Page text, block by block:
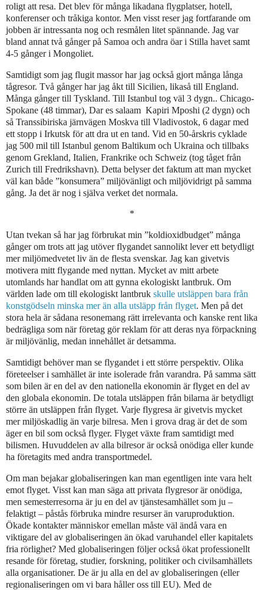
roligt att resa. Det blev för många likadana flygplatser, hotell,
konferenser och tråkiga kontor. Men visst reser jag fortfarande om
jobben är intressanta nog och resmålen litet spännande. Jag var
bland annat två gånger på Samoa och andra öar i Stilla havet samt
4-5 gånger i Mongoliet.
Samtidigt som jag flugit massor har jag också gjort många långa
tågresor. Två gånger har jag åkt till Sicilien, likaså till England.
Många gånger till Tyskland. Till Istanbul tog väl 3 dygn.. Chicago-
Spokane (48 timmar), Dar es salaam Kapiri Mposhi (2 dygn) och
så Transsibiriska järnvägen Moskva till Vladivostok, 6 dagar med
ett stopp i Irkutsk för att dra ut en tand. Vid en 50-årskris cyklade
jag 500 mil till Istanbul genom Baltikum och Ukraina och tillbaks
genom Grekland, Italien, Frankrike och Schweiz (tog tåget från
Zurich till Fredrikshavn). Detta belyser det faktum att man mycket
väl kan både ”konsumera” miljövänligt och miljövidrigt på samma
gång. Ja det är nog i själva verket det normala.
*
Utan tvekan så har jag förbrukat min ”koldioxidbudget” många
gånger om trots att jag utöver flygandet sannolikt lever ett betydligt
mer miljömedvetet liv än de flesta svenskar. Jag kan givetvis
motivera mitt flygande med nyttan. Mycket av mitt arbete
utomlands har handlat om att gynna ekologiskt lantbruk. Om
världen lade om till ekologiskt lantbruk skulle utsläppen bara från
konstgödseln minska mer än alla utsläpp från flyget. Men på det
stora hela är sådana resonemang rätt irrelevanta och kanske rent lika
bedrägliga som när företag gör reklam för att deras nya förpackning
är miljövänlig, medan innehållet är detsamma.
Samtidigt behöver man se flygandet i ett större perspektiv. Olika
företeelser i samhället är inte isolerade från varandra. På samma sätt
som bilen är en del av den nationella ekonomin är flyget en del av
den globala ekonomin. De totala utsläppen från bilarna är betydligt
större än utsläppen från flyget. Varje flygresa är givetvis mycket
mer miljöskadlig än varje bilresa. Men i grova drag är det de som
äger en bil som också flyger. Flyget växte fram samtidigt med
bilismen. Huvuddelen av alla bilresor är också onödiga eller kunde
ha företagits med andra transportmedel.
Om man bejakar globaliseringen kan man egentligen inte vara helt
emot flyget. Visst kan man säga att privata flygresor är onödiga,
men semesterresorna är ju en del av tjänstesamhället som ju –
felaktigt – påstås förbruka mindre resurser än varuproduktion.
Ökade kontakter människor emellan måste väl ändå vara en
viktigare del av globaliseringen än ökad varuhandel eller kapitalets
fria rörlighet? Med globaliseringen följer också ökat professionellt
resande för företag, studier, forskning, politiker och civilsamhällets
alla organisationer. De är ju alla en del av globaliseringen (eller
regionaliseringen om vi bara håller oss till EU). Med de